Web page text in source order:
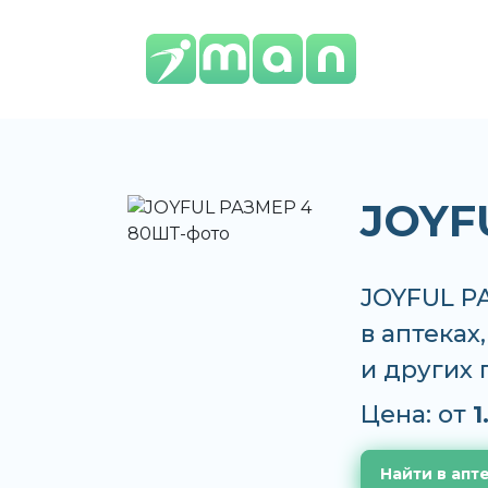
JOYFUL
в
и других
Цена: от
Найти в